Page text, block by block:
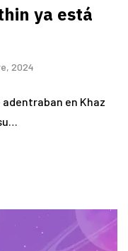
ya está
2024
en Khaz